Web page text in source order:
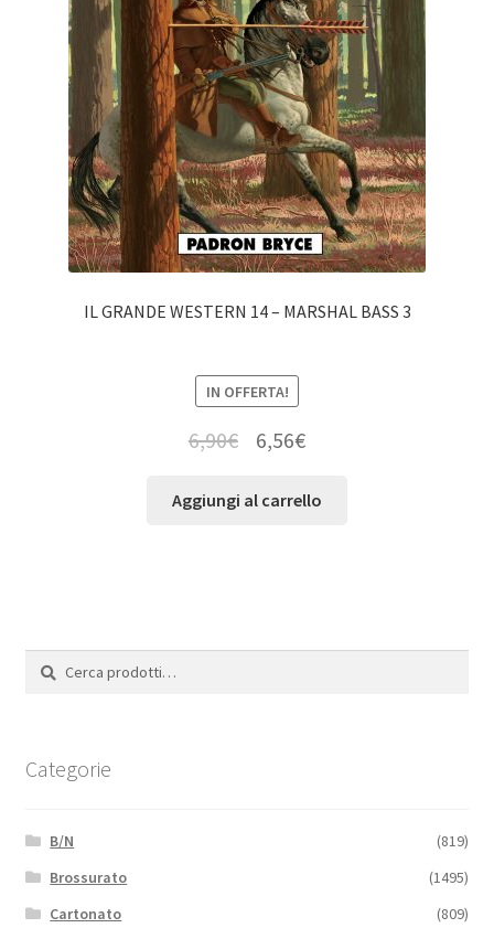
IL GRANDE WESTERN 14 – MARSHAL BASS 3
IN OFFERTA!
6,90€ 6,56€
Aggiungi al carrello
Cerca:
Cerca
Categorie
B/N
(819)
Brossurato
(1495)
Cartonato
(809)